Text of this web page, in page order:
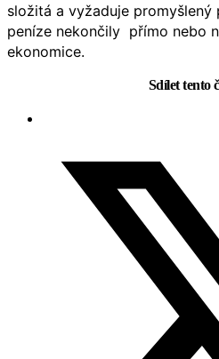
složitá a vyžaduje
peníze nekončily přímo nebo
ekonomice.
Sdílet tento